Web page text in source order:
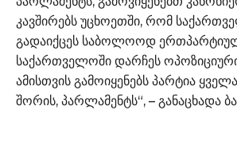
კავშირებს უცხოეთში, რომ
გადაიქცეს საბოლოოდ
საქართველოში დარჩეს
ამისთვის გამოიყენებს პარტია
შორის, პარლამენტს“, – განაცხადა